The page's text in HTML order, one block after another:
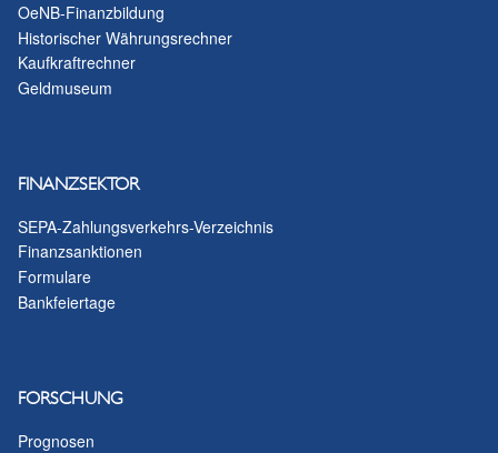
OeNB-Finanzbildung
Historischer Währungsrechner
Kaufkraftrechner
Geldmuseum
FINANZSEKTOR
SEPA-Zahlungsverkehrs-Verzeichnis
Finanzsanktionen
Formulare
Bankfeiertage
FORSCHUNG
Prognosen